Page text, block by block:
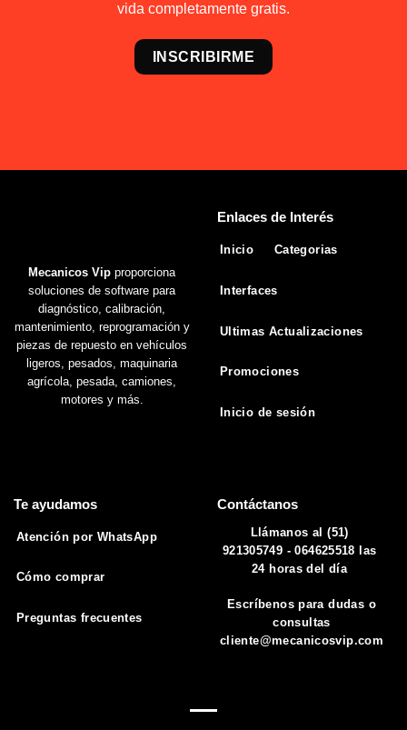
vida completamente gratis.
INSCRIBIRME
Mecanicos Vip proporciona
soluciones de software para
diagnóstico, calibración,
mantenimiento, reprogramación y
piezas de repuesto en vehículos
ligeros, pesados, maquinaria
agrícola, pesada, camiones,
motores y más.
Enlaces de Interés
Inicio Categorias
Interfaces
Ultimas Actualizaciones
Promociones
Inicio de sesión
Te ayudamos
Atención por WhatsApp
Cómo comprar
Preguntas frecuentes
Contáctanos
Llámanos al (51)
921305749 - 064625518 las
24 horas del día
Escríbenos para dudas o
consultas
cliente@mecanicosvip.com